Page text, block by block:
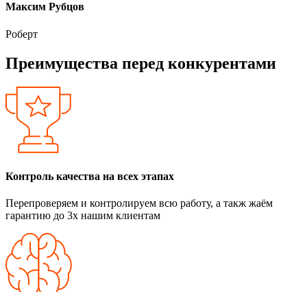
Максим Рубцов
Роберт
Преимущества перед конкурентами
Контроль качества на всех этапах
Перепроверяем и контролируем всю работу, а такж жаём
гарантию до 3х нашим клиентам